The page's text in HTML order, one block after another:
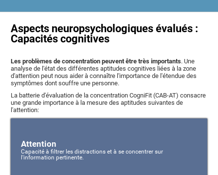
Aspects neuropsychologiques évalués :
Capacités cognitives
Les problèmes de concentration peuvent être très importants. Une
analyse de l'état des différentes aptitudes cognitives liées à la zone
d'attention peut nous aider à connaître l'importance de l'étendue des
symptômes dont souffre une personne.
La batterie d'évaluation de la concentration CogniFit (CAB-AT) consacre
une grande importance à la mesure des aptitudes suivantes de
l'attention:
Attention
Capacité à filtrer les distractions et à se concentrer sur
l'information pertinente.